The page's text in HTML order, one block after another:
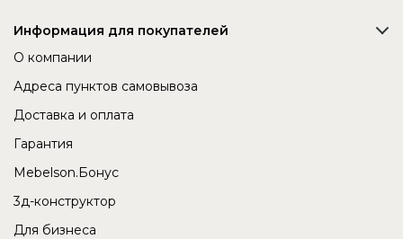
Информация для покупателей
О компании
Адреса пунктов самовывоза
Доставка и оплата
Гарантия
Mebelson.Бонус
3д-конструктор
Для бизнеса